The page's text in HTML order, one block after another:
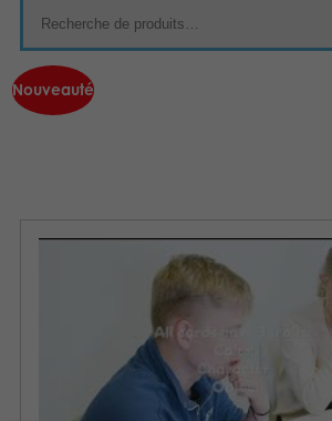
Jeux famille
Jeux Adultes
Produits archivés
Applications mobiles
TACTIC
Code de conduite
CONTACTS
Nouveauté